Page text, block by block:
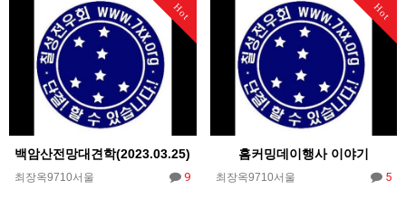
Hot
백암산전망대견학(2023.03.25)
최장옥9710서울 9
Hot
홈커밍데이행사 이야기
최장옥9710서울 5